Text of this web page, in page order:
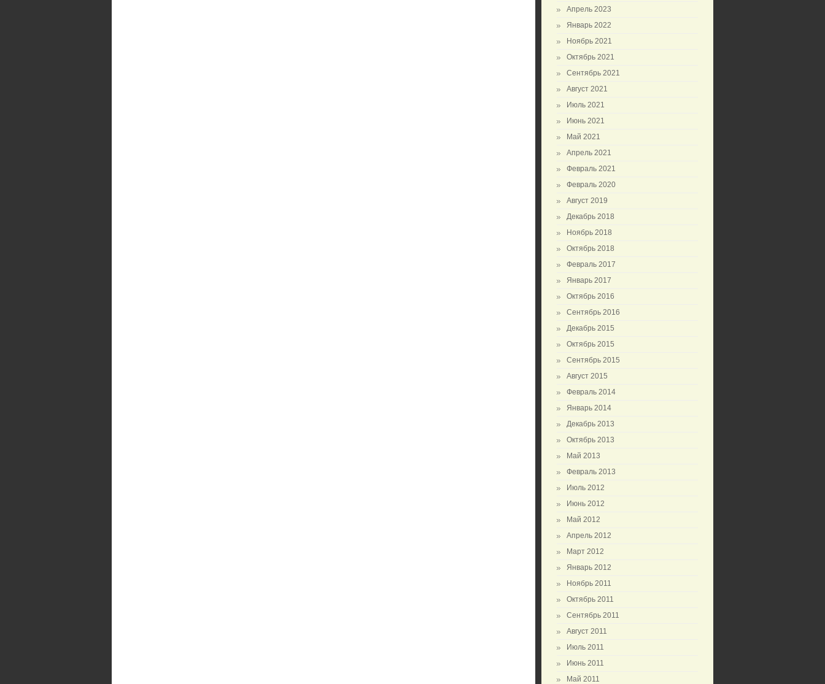
Апрель 2023
Январь 2022
Ноябрь 2021
Октябрь 2021
Сентябрь 2021
Август 2021
Июль 2021
Июнь 2021
Май 2021
Апрель 2021
Февраль 2021
Февраль 2020
Август 2019
Декабрь 2018
Ноябрь 2018
Октябрь 2018
Февраль 2017
Январь 2017
Октябрь 2016
Сентябрь 2016
Декабрь 2015
Октябрь 2015
Сентябрь 2015
Август 2015
Февраль 2014
Январь 2014
Декабрь 2013
Октябрь 2013
Май 2013
Февраль 2013
Июль 2012
Июнь 2012
Май 2012
Апрель 2012
Март 2012
Январь 2012
Ноябрь 2011
Октябрь 2011
Сентябрь 2011
Август 2011
Июль 2011
Июнь 2011
Май 2011